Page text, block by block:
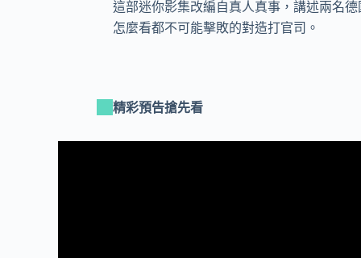
這部迷你影集改編自真人真事，講述兩名
怎麼看都不可能擊敗的對造打官司。
精彩預告搶先看